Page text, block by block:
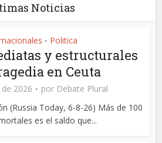
Noticias
• Politica
y estructurales
en Ceuta
2026 por Debate Plural
(Russia Today, 6-8-26) Más de 100
es el saldo que...